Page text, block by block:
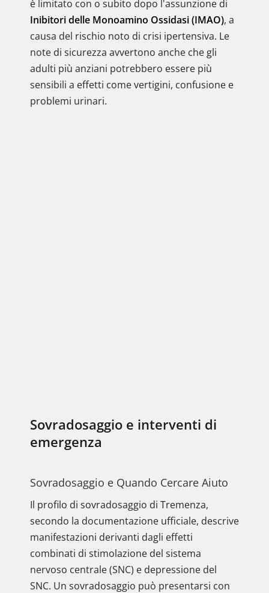
è limitato con o subito dopo l'assunzione di
Inibitori delle Monoamino Ossidasi (IMAO), a
causa del rischio noto di crisi ipertensiva. Le
note di sicurezza avvertono anche che gli
adulti più anziani potrebbero essere più
sensibili a effetti come vertigini, confusione e
problemi urinari.
Sovradosaggio e interventi di
emergenza
Sovradosaggio e Quando Cercare Aiuto
Il profilo di sovradosaggio di Tremenza,
secondo la documentazione ufficiale, descrive
manifestazioni derivanti dagli effetti
combinati di stimolazione del sistema
nervoso centrale (SNC) e depressione del
SNC. Un sovradosaggio può presentarsi con